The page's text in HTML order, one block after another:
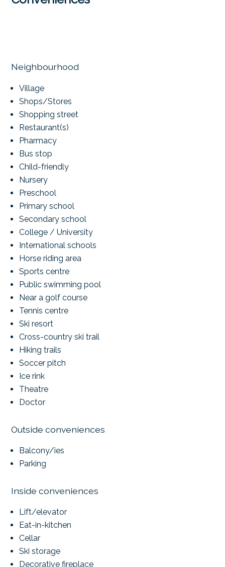
Neighbourhood
Village
Shops/Stores
Shopping street
Restaurant(s)
Pharmacy
Bus stop
Child-friendly
Nursery
Preschool
Primary school
Secondary school
College / University
International schools
Horse riding area
Sports centre
Public swimming pool
Near a golf course
Tennis centre
Ski resort
Cross-country ski trail
Hiking trails
Soccer pitch
Ice rink
Theatre
Doctor
Outside conveniences
Balcony/ies
Parking
Inside conveniences
Lift/elevator
Eat-in-kitchen
Cellar
Ski storage
Decorative fireplace